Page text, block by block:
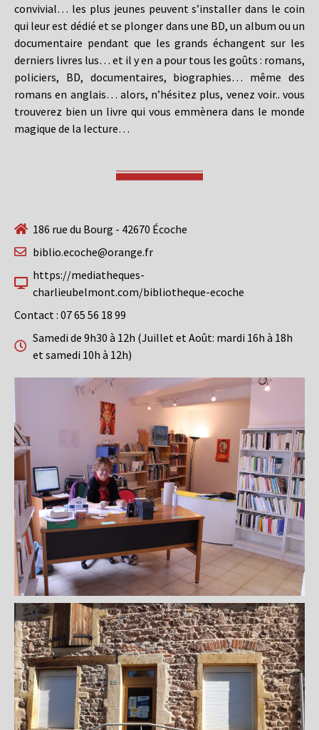
convivial… les plus jeunes peuvent s’installer dans le coin
qui leur est dédié et se plonger dans une BD, un album ou un
documentaire pendant que les grands échangent sur les
derniers livres lus… et il y en a pour tous les goûts : romans,
policiers, BD, documentaires, biographies… même des
romans en anglais… alors, n’hésitez plus, venez voir.. vous
trouverez bien un livre qui vous emmènera dans le monde
magique de la lecture…
186 rue du Bourg - 42670 Écoche
biblio.ecoche@orange.fr
https://mediatheques-
charlieubelmont.com/bibliotheque-ecoche
Contact : 07 65 56 18 99
Samedi de 9h30 à 12h (Juillet et Août: mardi 16h à 18h
et samedi 10h à 12h)